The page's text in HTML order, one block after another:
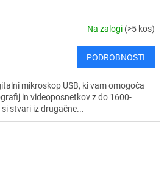
Na zalogi (>5 kos)
PODROBNOSTI
mikroskop USB, ki vam omogoča
in videoposnetkov z do 1600-
stvari iz drugačne...